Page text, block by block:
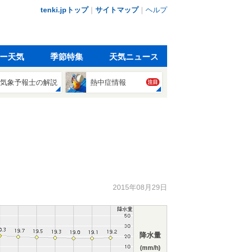
tenki.jpトップ｜ サイトマップ｜ ヘルプ
天気 季節特集 天気ニュース
気象予報士の解説 熱中症情報 注目
2015年08月29日
降水量
(mm/h)